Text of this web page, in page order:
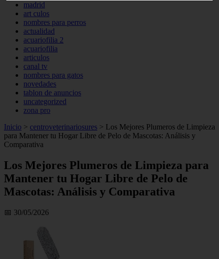
madrid
art culos
nombres para perros
actualidad
acuariofilia 2
acuariofilia
articulos
canal tv
nombres para gatos
novedades
tablon de anuncios
uncategorized
zona pro
Inicio > centroveterinariosures > Los Mejores Plumeros de Limpieza
para Mantener tu Hogar Libre de Pelo de Mascotas: Análisis y
Comparativa
Los Mejores Plumeros de Limpieza para
Mantener tu Hogar Libre de Pelo de
Mascotas: Análisis y Comparativa
📅 30/05/2026